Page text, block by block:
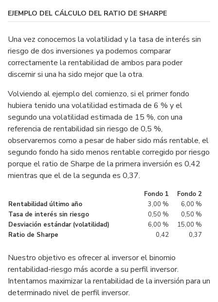
EJEMPLO DEL CÁLCULO DEL RATIO DE SHARPE
Una vez conocemos la volatilidad y la tasa de interés sin
riesgo de dos inversiones ya podemos comparar
correctamente la rentabilidad de ambos para poder
discernir si una ha sido mejor que la otra.
Volviendo al ejemplo del comienzo, si el primer fondo
hubiera tenido una volatilidad estimada de 6 % y el
segundo una volatilidad estimada de 15 %, con una
referencia de rentabilidad sin riesgo de 0,5 %,
observaremos como a pesar de haber sido más rentable, el
segundo fondo ha sido menos rentable corregido por riesgo
porque el ratio de Sharpe de la primera inversión es 0,42
mientras que el de la segunda es 0,37.
Fondo 1
Fondo 2
Rentabilidad último año
3,00 %
6,00 %
Tasa de interés sin riesgo
0,50 %
0,50 %
Desviación estándar (volatilidad)
6,00 %
15,00 %
Ratio de Sharpe
0,42 0,37
Nuestro objetivo es ofrecer al inversor el binomio
rentabilidad-riesgo más acorde a su perfil inversor.
Intentamos maximizar la rentabilidad de la inversión para un
determinado nivel de perfil inversor.